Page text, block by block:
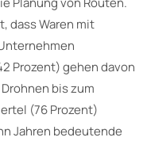
dass Waren mit
Prozent) gehen davon
bis zum
(76 Prozent)
Jahren bedeutende